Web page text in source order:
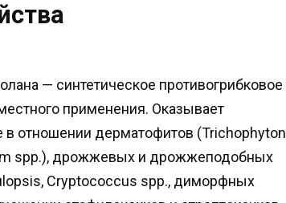
— синтетическое противогрибковое
применения. Оказывает
в отношении дерматофитов (Trichophyton
spp.), дрожжевых и дрожжеподобных
Cryptococcus spp., диморфных